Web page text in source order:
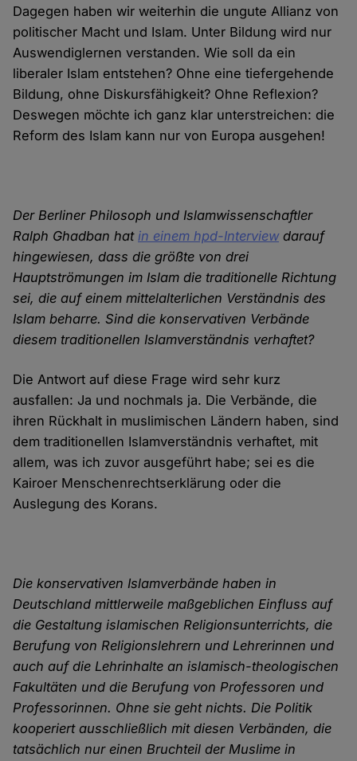
Dagegen haben wir weiterhin die ungute Allianz von
politischer Macht und Islam. Unter Bildung wird nur
Auswendiglernen verstanden. Wie soll da ein
liberaler Islam entstehen? Ohne eine tiefergehende
Bildung, ohne Diskursfähigkeit? Ohne Reflexion?
Deswegen möchte ich ganz klar unterstreichen: die
Reform des Islam kann nur von Europa ausgehen!
Der Berliner Philosoph und Islamwissenschaftler
Ralph Ghadban hatin einem hpd-Interviewdarauf
hingewiesen, dass die größte von drei
Hauptströmungen im Islam die traditionelle Richtung
sei, die auf einem mittelalterlichen Verständnis des
Islam beharre. Sind die konservativen Verbände
diesem traditionellen Islamverständnis verhaftet?
Die Antwort auf diese Frage wird sehr kurz
ausfallen: Ja und nochmals ja. Die Verbände, die
ihren Rückhalt in muslimischen Ländern haben, sind
dem traditionellen Islamverständnis verhaftet, mit
allem, was ich zuvor ausgeführt habe; sei es die
Kairoer Menschenrechtserklärung oder die
Auslegung des Korans.
Die konservativen Islamverbände haben in
Deutschland mittlerweile maßgeblichen Einfluss auf
die Gestaltung islamischen Religionsunterrichts, die
Berufung von Religionslehrern und Lehrerinnen und
auch auf die Lehrinhalte an islamisch-theologischen
Fakultäten und die Berufung von Professoren und
Professorinnen. Ohne sie geht nichts. Die Politik
kooperiert ausschließlich mit diesen Verbänden, die
tatsächlich nur einen Bruchteil der Muslime in